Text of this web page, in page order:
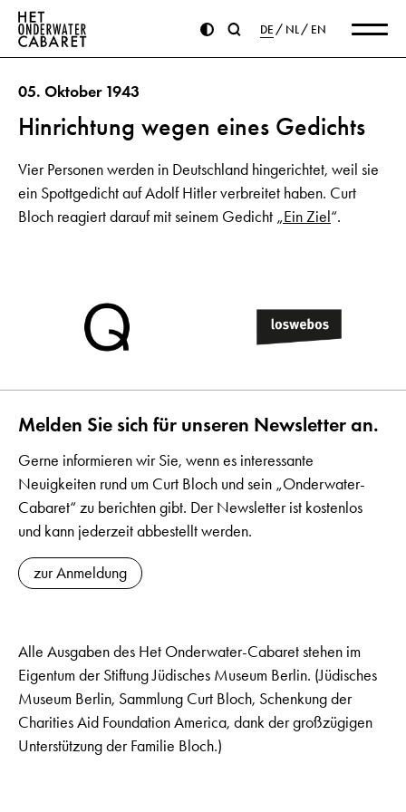
DE NL EN
05. Oktober 1943
Hinrichtung wegen eines Gedichts
Vier Personen werden in Deutschland hingerichtet, weil sie
ein Spottgedicht auf Adolf Hitler verbreitet haben. Curt
Bloch reagiert darauf mit seinem Gedicht „Ein Ziel“.
Melden Sie sich für unseren Newsletter an.
Gerne informieren wir Sie, wenn es interessante
Neuigkeiten rund um Curt Bloch und sein „Onderwater-
Cabaret“ zu berichten gibt. Der Newsletter ist kostenlos
und kann jederzeit abbestellt werden.
zur Anmeldung
Alle Ausgaben des Het Onderwater-Cabaret stehen im
Eigentum der Stiftung Jüdisches Museum Berlin. (Jüdisches
Museum Berlin, Sammlung Curt Bloch, Schenkung der
Charities Aid Foundation America, dank der großzügigen
Unterstützung der Familie Bloch.)